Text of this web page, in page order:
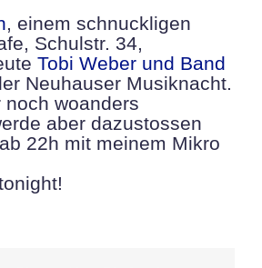
, einem schnuckligen
Schulstr. 34,
Tobi Weber und Band
Neuhauser Musiknacht.
noch woanders
aber dazustossen
22h mit meinem Mikro